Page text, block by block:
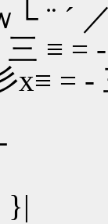
´
≡ =
三 ≡